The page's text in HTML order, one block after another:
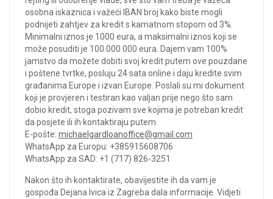
osobna iskaznica i važeći IBAN broj kako biste mogli
podnijeti zahtjev za kredit s kamatnom stopom od 3%.
Minimalni iznos je 1000 eura, a maksimalni iznos koji se
može posuditi je 100.000.000 eura. Dajem vam 100%
jamstvo da možete dobiti svoj kredit putem ove pouzdane
i poštene tvrtke, posluju 24 sata online i daju kredite svim
građanima Europe i izvan Europe. Poslali su mi dokument
koji je provjeren i testiran kao valjan prije nego što sam
dobio kredit, stoga pozivam sve kojima je potreban kredit
da posjete ili ih kontaktiraju putem
E-pošte: michaelgardloanoffice@gmail.com
WhatsApp za Europu: +385915608706
WhatsApp za SAD: +1 (717) 826-3251
Nakon što ih kontaktirate, obavijestite ih da vam je
gospođa Dejana Ivica iz Zagreba dala informacije. Vidjeti